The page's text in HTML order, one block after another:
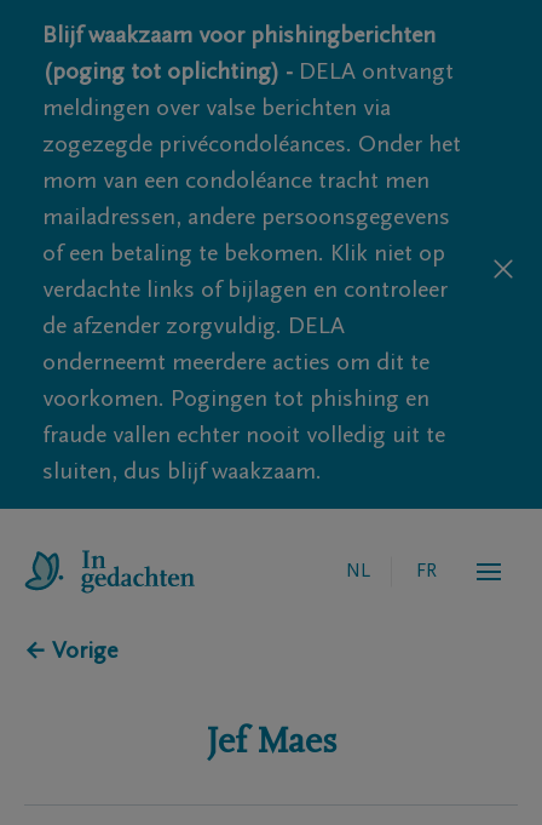
Blijf waakzaam voor phishingberichten
(poging tot oplichting) - DELA ontvangt
meldingen over valse berichten via
zogezegde privécondoléances. Onder het
mom van een condoléance tracht men
mailadressen, andere persoonsgegevens
of een betaling te bekomen. Klik niet op
verdachte links of bijlagen en controleer
de afzender zorgvuldig. DELA
onderneemt meerdere acties om dit te
voorkomen. Pogingen tot phishing en
fraude vallen echter nooit volledig uit te
sluiten, dus blijf waakzaam.
NL FR
← Vorige
Jef Maes